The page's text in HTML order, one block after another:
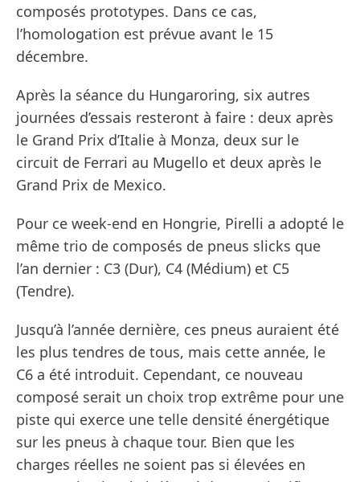
composés prototypes. Dans ce cas,
l’homologation est prévue avant le 15
décembre.
Après la séance du Hungaroring, six autres
journées d’essais resteront à faire : deux après
le Grand Prix d’Italie à Monza, deux sur le
circuit de Ferrari au Mugello et deux après le
Grand Prix de Mexico.
Pour ce week-end en Hongrie, Pirelli a adopté le
même trio de composés de pneus slicks que
l’an dernier : C3 (Dur), C4 (Médium) et C5
(Tendre).
Jusqu’à l’année dernière, ces pneus auraient été
les plus tendres de tous, mais cette année, le
C6 a été introduit. Cependant, ce nouveau
composé serait un choix trop extrême pour une
piste qui exerce une telle densité énergétique
sur les pneus à chaque tour. Bien que les
charges réelles ne soient pas si élevées en